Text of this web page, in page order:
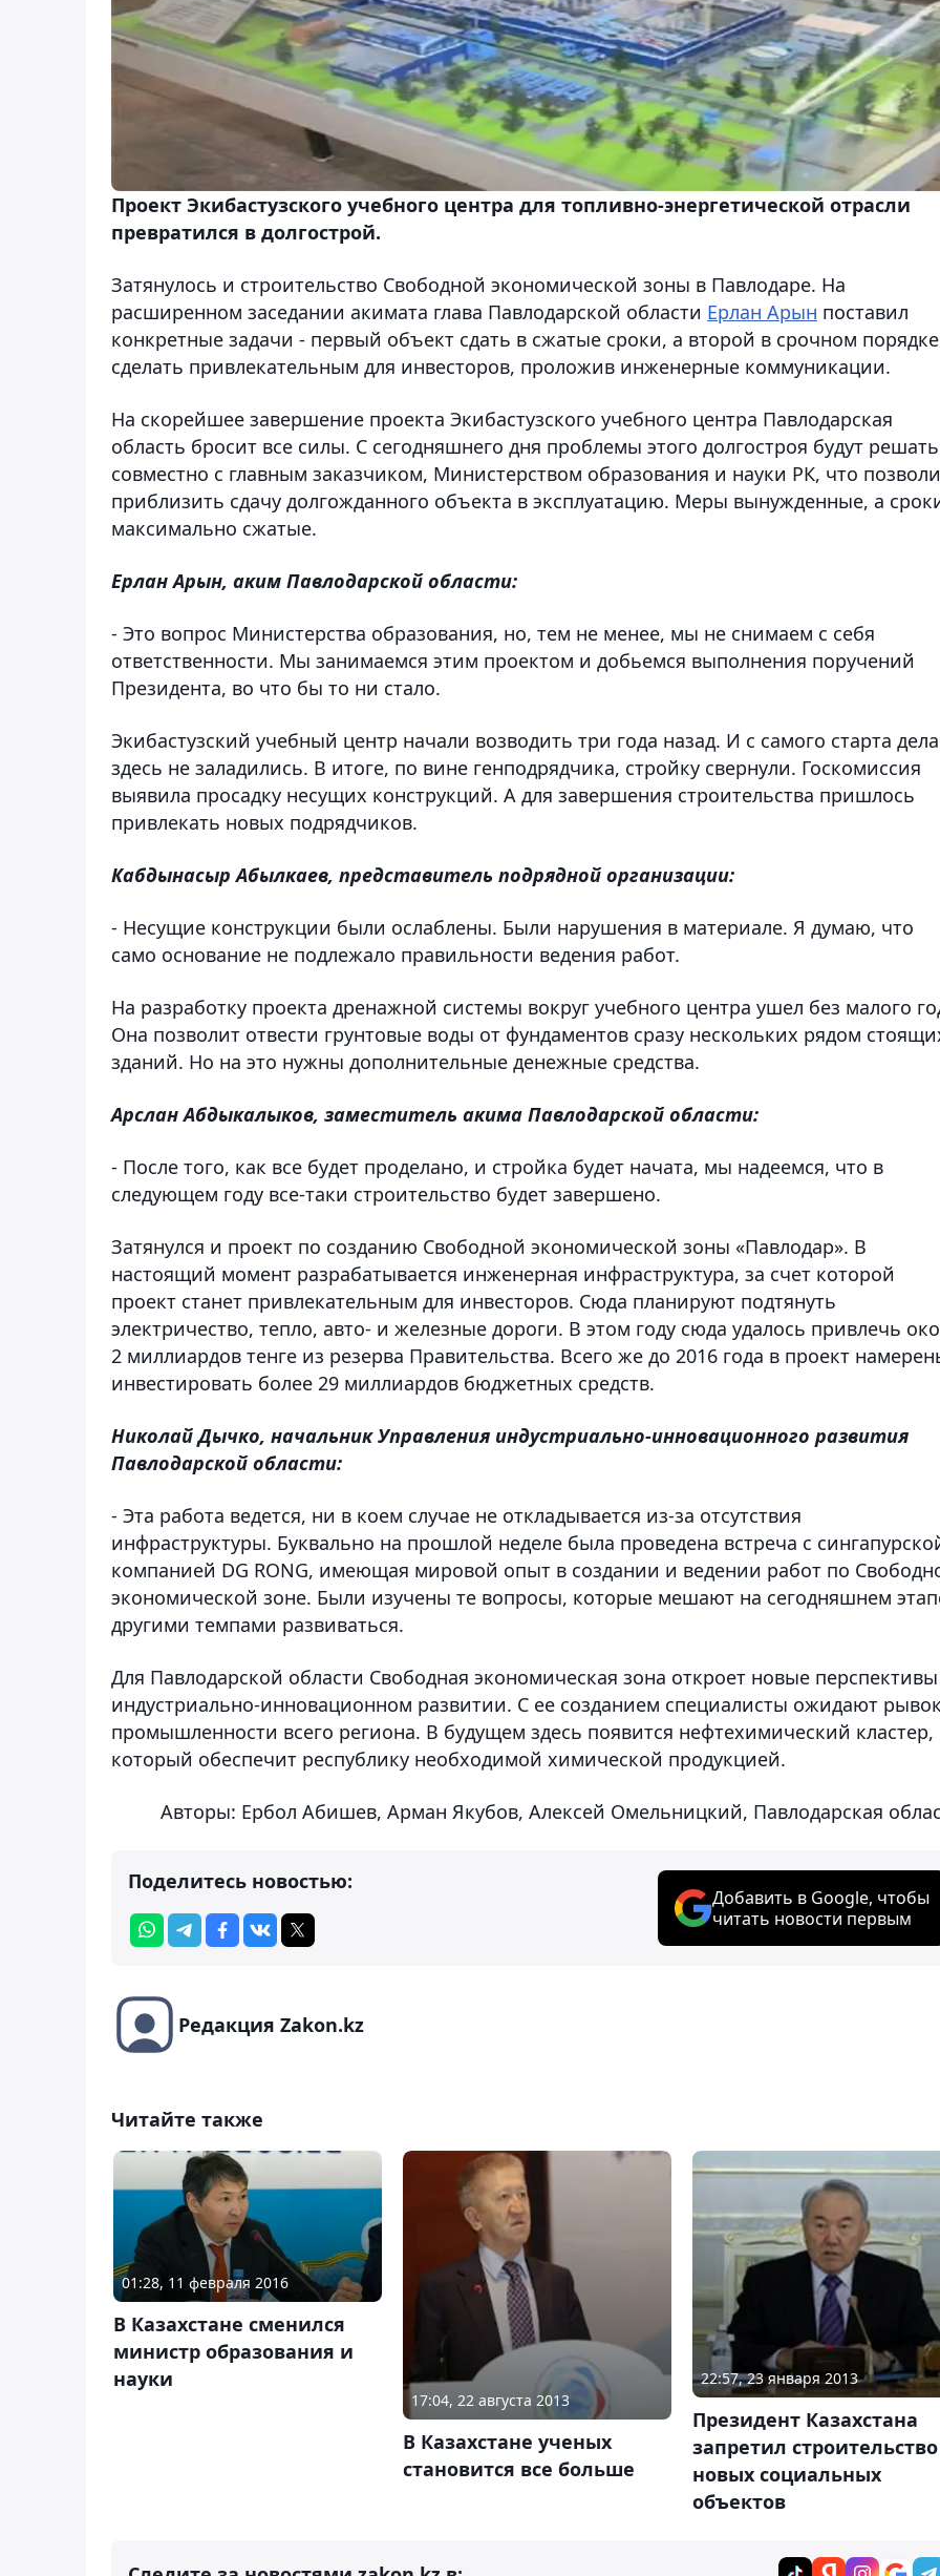
Проект Экибастузского учебного центра для топливно-энергетической отрасли
превратился в долгострой.
Затянулось и строительство Свободной экономической зоны в Павлодаре. На
расширенном заседании акимата глава Павлодарской области Ерлан Арын поставил
конкретные задачи - первый объект сдать в сжатые сроки, а второй в срочном порядке
сделать привлекательным для инвесторов, проложив инженерные коммуникации.
На скорейшее завершение проекта Экибастузского учебного центра Павлодарская
область бросит все силы. С сегодняшнего дня проблемы этого долгостроя будут решать
совместно с главным заказчиком, Министерством образования и науки РК, что
приблизить сдачу долгожданного объекта в эксплуатацию. Меры вынужденные, а
максимально сжатые.
Ерлан Арын, аким Павлодарской области:
- Это вопрос Министерства образования, но, тем не менее, мы не снимаем с себя
ответственности. Мы занимаемся этим проектом и добьемся выполнения поручений
Президента, во что бы то ни стало.
Экибастузский учебный центр начали возводить три года назад. И с самого старта дела
здесь не заладились. В итоге, по вине генподрядчика, стройку свернули. Госкомиссия
выявила просадку несущих конструкций. А для завершения строительства пришлось
привлекать новых подрядчиков.
Кабдынасыр Абылкаев, представитель подрядной организации:
- Несущие конструкции были ослаблены. Были нарушения в материале. Я думаю, что
само основание не подлежало правильности ведения работ.
На разработку проекта дренажной системы вокруг учебного центра ушел без малого
Она позволит отвести грунтовые воды от фундаментов сразу нескольких рядом
зданий. Но на это нужны дополнительные денежные средства.
Арслан Абдыкалыков, заместитель акима Павлодарской области:
- После того, как все будет проделано, и стройка будет начата, мы надеемся, что в
следующем году все-таки строительство будет завершено.
Затянулся и проект по созданию Свободной экономической зоны «Павлодар». В
настоящий момент разрабатывается инженерная инфраструктура, за счет которой
проект станет привлекательным для инвесторов. Сюда планируют подтянуть
электричество, тепло, авто- и железные дороги. В этом году сюда удалось привлечь
2 миллиардов тенге из резерва Правительства. Всего же до 2016 года в проект
инвестировать более 29 миллиардов бюджетных средств.
Николай Дычко, начальник Управления индустриально-инновационного развития
Павлодарской области:
- Эта работа ведется, ни в коем случае не откладывается из-за отсутствия
инфраструктуры. Буквально на прошлой неделе была проведена встреча с
компанией DG RONG, имеющая мировой опыт в создании и ведении работ по
экономической зоне. Были изучены те вопросы, которые мешают на сегодняшнем
другими темпами развиваться.
Для Павлодарской области Свободная экономическая зона откроет новые
индустриально-инновационном развитии. С ее созданием специалисты ожидают
промышленности всего региона. В будущем здесь появится нефтехимический кластер,
который обеспечит республику необходимой химической продукцией.
Авторы: Ербол Абишев, Арман Якубов, Алексей Омельницкий, Павлодарская
Поделитесь новостью:
Добавить в Google, чтобы
читать новости первым
Редакция Zakon.kz
Читайте также
01:28, 11 февраля 2016
В Казахстане сменился
министр образования и
науки
17:04, 22 августа 2013
В Казахстане ученых
становится все больше
22:57, 23 января 2013
Президент Казахстана
запретил строительство
новых социальных
объектов